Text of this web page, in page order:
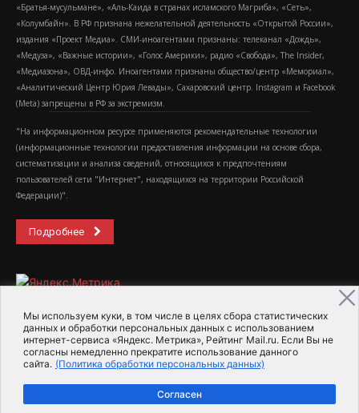
Мы используем куки, в том числе в целях сбора статистических
данных и обработки персональных данных с использованием
интернет-сервиса «Яндекс. Метрика», Рейтинг Mail.ru. Если Вы не
согласны немедленно прекратите использование данного
сайта. (Политика обработки персональных данных)
Согласен
«Братья-мусульмане», «Аль-Каида в странах исламского Магриба», «Сеть»,
«Колумбайн». В РФ признана нежелательной деятельность «Открытой России»,
издания «Проект Медиа». СМИ-иноагентами признаны: телеканал «Дождь»,
«Медуза», «Важные истории», «Голос Америки», радио «Свобода», The Insider,
«Медиазона», ОВД-инфо. Иноагентами признаны общество/центр «Мемориал»,
«Аналитический Центр Юрия Левады», Сахаровский центр. Instagram и Facebook
(Metа) запрещены в РФ за экстремизм.
"На информационном ресурсе применяются рекомендательные технологии
(информационные технологии предоставления информации на основе сбора,
систематизации и анализа сведений, относящихся к предпочтениям
пользователей сети "Интернет", находящихся на территории Российской
Федерации)".
Подробнее
2015-2026- Информационное агентство МедиаПоток
Для справки Об издании
Пользовательское соглашение
Политика обработки персональных данных